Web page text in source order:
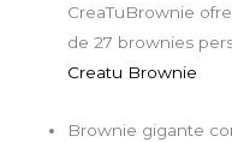
CreaTuBrownie
de 27 brownies
Creatu Brownie
Brownie gigante